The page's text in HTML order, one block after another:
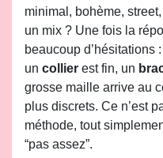
minimal, bohème,
un mix ? Une fois la
beaucoup d’hésitations
un collier est fin, un
grosse maille arrive au
plus discrets. Ce n’est
méthode, tout
“pas assez”.